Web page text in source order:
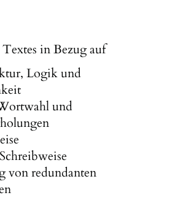
in Bezug auf
Logik und
und
von redundanten